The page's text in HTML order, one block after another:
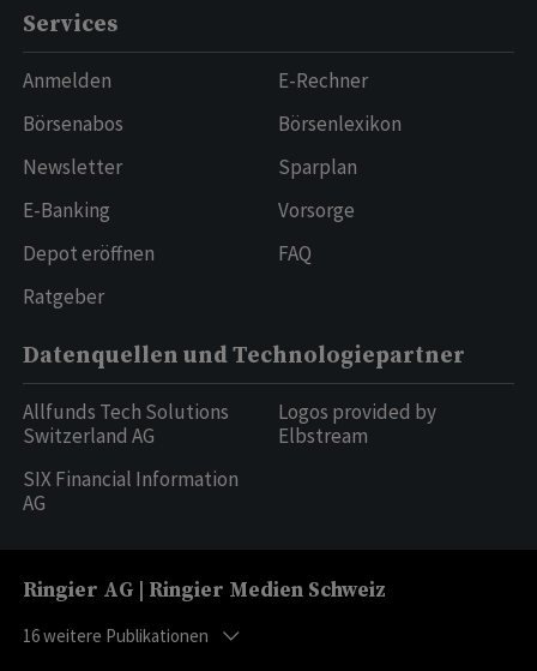
Services
Anmelden
Börsenabos
Newsletter
E-Banking
Depot eröffnen
Ratgeber
E-Rechner
Börsenlexikon
Sparplan
Vorsorge
FAQ
Datenquellen und Technologiepartner
Allfunds Tech Solutions
Switzerland AG
SIX Financial Information
AG
Logos provided by
Elbstream
Ringier AG | Ringier Medien Schweiz
16weitere Publikationen